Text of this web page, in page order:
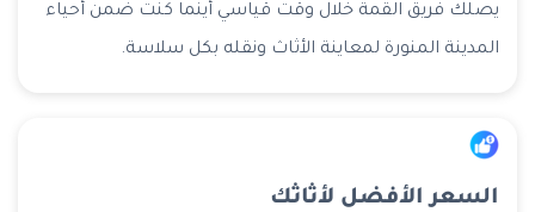
يصلك فريق القمة خلال وقت قياسي أينما كنت ضمن أحياء
المدينة المنورة لمعاينة الأثاث ونقله بكل سلاسة.
السعر الأفضل لأثاثك